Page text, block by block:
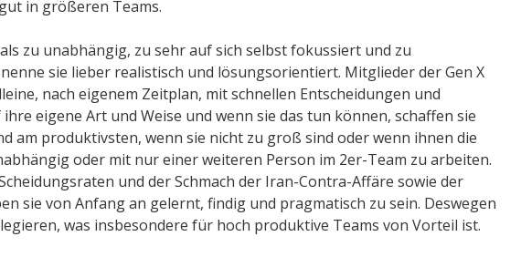
in größeren Teams.
zu unabhängig, zu sehr auf sich selbst fokussiert und zu
sie lieber realistisch und lösungsorientiert. Mitglieder der Gen X
nach eigenem Zeitplan, mit schnellen Entscheidungen und
eigene Art und Weise und wenn sie das tun können, schaffen sie
am produktivsten, wenn sie nicht zu groß sind oder wenn ihnen die
oder mit nur einer weiteren Person im 2er-Team zu arbeiten.
und der Schmach der Iran-Contra-Affäre sowie der
sie von Anfang an gelernt, findig und pragmatisch zu sein. Deswegen
was insbesondere für hoch produktive Teams von Vorteil ist.